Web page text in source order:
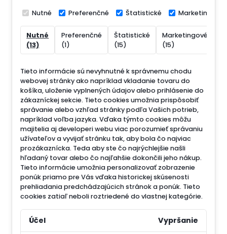
Nutné Preferenčné Štatistické Marketingové
Nutné
(13)
Preferenčné
(1)
Štatistické
(15)
Marketingové
(15)
Tieto informácie sú nevyhnutné k správnemu chodu
webovej stránky ako napríklad vkladanie tovaru do
košíka, uloženie vyplnených údajov alebo prihlásenie do
zákazníckej sekcie. Tieto cookies umožnia prispôsobiť
správanie alebo vzhľad stránky podľa Vašich potrieb,
napríklad voľba jazyka. Vďaka týmto cookies môžu
majitelia aj developeri webu viac porozumieť správaniu
užívateľov a vyvijať stránku tak, aby bola čo najviac
prozákaznícka. Teda aby ste čo najrýchlejšie našli
hľadaný tovar alebo čo najľahšie dokončili jeho nákup.
Tieto informácie umožnia personalizovať zobrazenie
ponúk priamo pre Vás vďaka historickej skúsenosti
prehliadania predchádzajúcich stránok a ponúk. Tieto
cookies zatiaľ neboli roztriedené do vlastnej kategórie.
Účel Vypršanie